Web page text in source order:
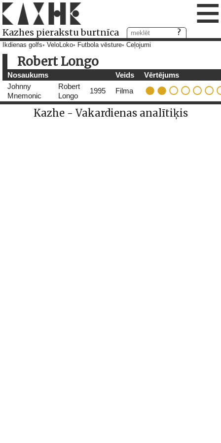
Kazhes pierakstu burtnīca ≡
Ikdienas golfs VeloLoko Futbola vēsture Ceļojumi
Robert Longo
Nosaukums Veids
Vērtējums
Johnny
Mnemonic
Robert
Longo
1995 Filma
Kazhe - Vakardienas analītiķis